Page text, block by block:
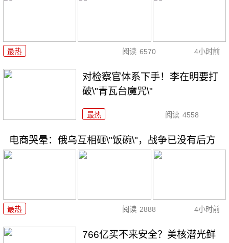
最热 阅读 6570 4小时前
对检察官体系下手！李在明要打
破\"青瓦台魔咒\"
最热 阅读 4558
电商哭晕：俄乌互相砸\"饭碗\"，战争已没有后方
最热 阅读 2888 4小时前
766亿买不来安全？美核潜光鲜